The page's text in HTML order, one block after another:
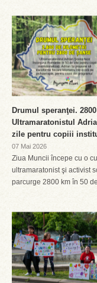
Drumul speranţei.
Ultramaratonistul
zile pentru copiii
07 Mai 2026
Ziua Muncii începe cu o
ultramaratonist şi activist
parcurge 2800 km în 50